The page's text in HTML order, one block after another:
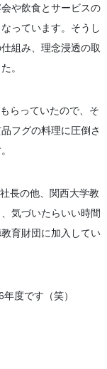
や飲食とサービスの
っています。そうし
組み、理念浸透の取
。
らっていたので、そ
フグの料理に圧倒さ
長の他、関西大学教
気づいたらいい時間
育財団に加入してい
度です（笑）